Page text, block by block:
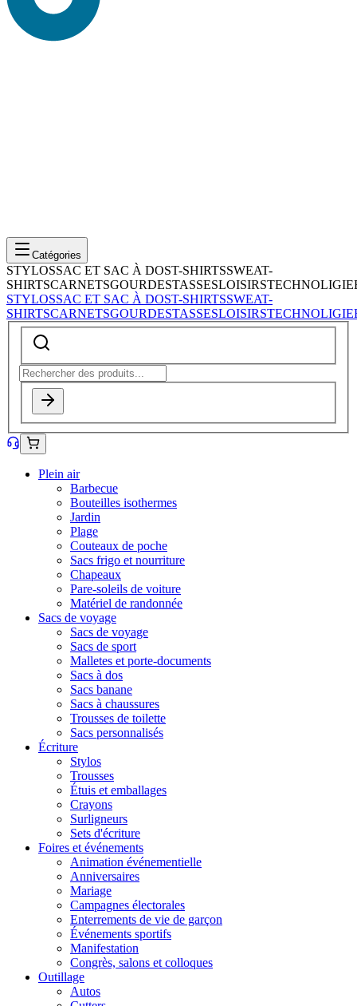
Catégories
STYLOSSAC ET SAC À DOST-SHIRTSSWEAT-
SHIRTSCARNETSGOURDESTASSESLOISIRSTECHNOLIGIE
STYLOSSAC ET SAC À DOST-SHIRTSSWEAT-
SHIRTSCARNETSGOURDESTASSESLOISIRSTECHNOLIGIE
Plein air
Barbecue
Bouteilles isothermes
Jardin
Plage
Couteaux de poche
Sacs frigo et nourriture
Chapeaux
Pare-soleils de voiture
Matériel de randonnée
Sacs de voyage
Sacs de voyage
Sacs de sport
Malletes et porte-documents
Sacs à dos
Sacs banane
Sacs à chaussures
Trousses de toilette
Sacs personnalisés
Écriture
Stylos
Trousses
Étuis et emballages
Crayons
Surligneurs
Sets d'écriture
Foires et événements
Animation événementielle
Anniversaires
Mariage
Campagnes électorales
Enterrements de vie de garçon
Événements sportifs
Manifestation
Congrès, salons et colloques
Outillage
Autos